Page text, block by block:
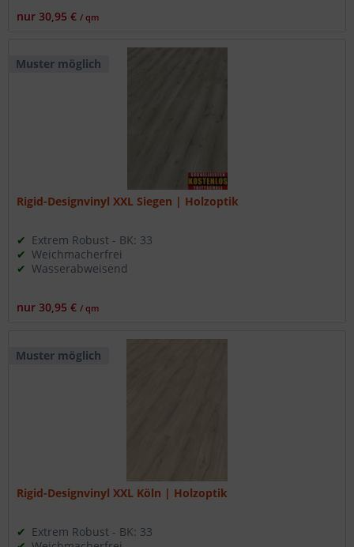
nur 30,95 €/ qm
Muster möglich
Rigid-Designvinyl XXL Siegen | Holzoptik
Extrem Robust - BK: 33
Weichmacherfrei
Wasserabweisend
nur 30,95 €/ qm
Muster möglich
Rigid-Designvinyl XXL Köln | Holzoptik
Extrem Robust - BK: 33